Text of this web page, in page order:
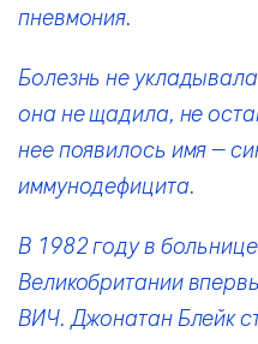
пневмония.
Болезнь не
она не щадила, не
нее появилось имя —
иммунодефицита.
В 1982 году в
Великобритании
ВИЧ. Джонатан Блейк